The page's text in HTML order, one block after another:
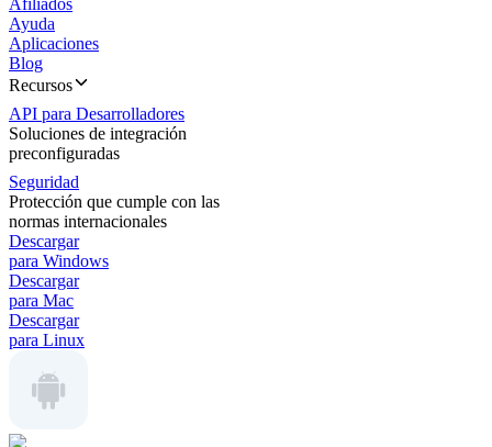
Afiliados
Ayuda
Aplicaciones
Blog
Recursos
API para Desarrolladores
Soluciones de integración
preconfiguradas
Seguridad
Protección que cumple con las
normas internacionales
Descargar
para Windows
Descargar
para Mac
Descargar
para Linux